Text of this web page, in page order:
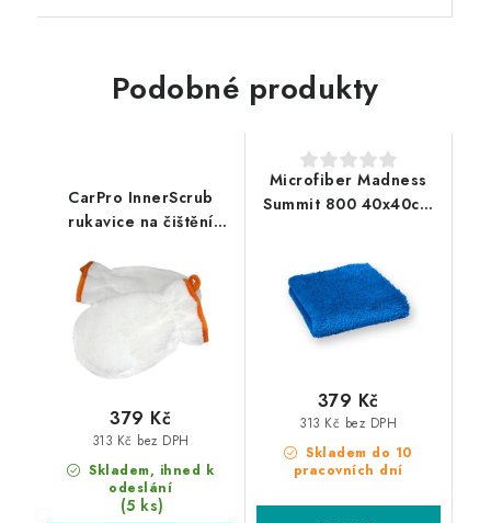
Podobné produkty
CarPro InnerScrub
rukavice na čištění
Skladem, ihned k
odeslání
(5 ks)
313 Kč bez DPH
379 Kč
Microfiber Madness
Summit 800 40x40cm
Skladem do 10
pracovních dní
313 Kč bez DPH
379 Kč